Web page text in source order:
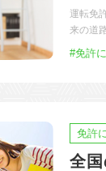
運転免
来の道
#免許
免許
全